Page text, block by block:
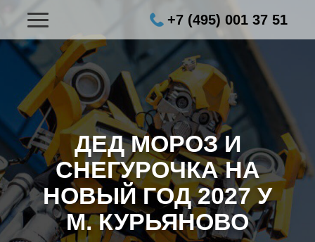
+7 (495) 001 37 51
ДЕД МОРОЗ И
СНЕГУРОЧКА НА
НОВЫЙ ГОД 2027 У
М. КУРЬЯНОВО